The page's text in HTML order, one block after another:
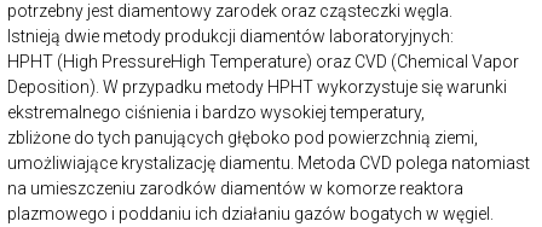
potrzebny jest diamentowy zarodek oraz cząsteczki węgla.
Istnieją dwie metody produkcji diamentów laboratoryjnych:
HPHT (High PressureHigh Temperature) oraz CVD (Chemical Vapor
Deposition). W przypadku metody HPHT wykorzystuje się warunki
ekstremalnego ciśnienia i bardzo wysokiej temperatury,
zbliżone do tych panujących głęboko pod powierzchnią ziemi,
umożliwiające krystalizację diamentu. Metoda CVD polega natomiast
na umieszczeniu zarodków diamentów w komorze reaktora
plazmowego i poddaniu ich działaniu gazów bogatych w węgiel.